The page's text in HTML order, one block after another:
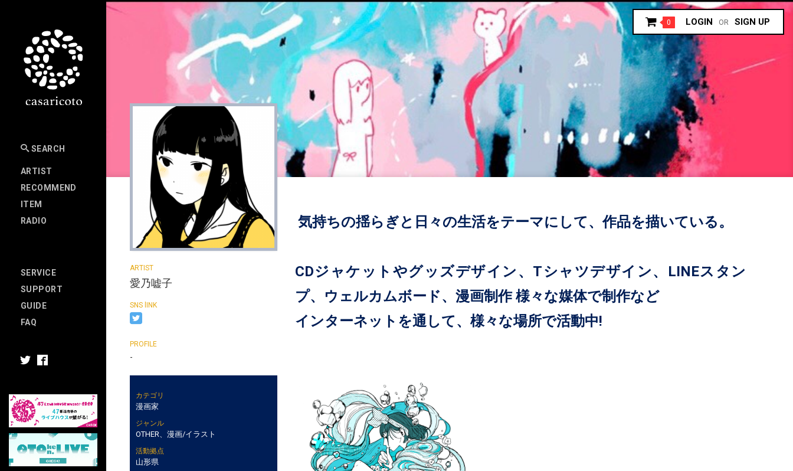
SEARCH
ARTIST
RECOMMEND
ITEM
RADIO
SERVICE
SUPPORT
GUIDE
FAQ
0 LOGIN OR SIGN UP
愛乃嘘子
-
カテゴリ
漫画家
ジャンル
OTHER、漫画/イラスト
活動拠点
山形県
気持ちの揺らぎと日々の生活をテーマにして、作品を描いている。
CDジャケットやグッズデザイン、Tシャツデザイン、LINEスタン
プ、ウェルカムボード、漫画制作 様々な媒体で制作など
インターネットを通して、様々な場所で活動中!